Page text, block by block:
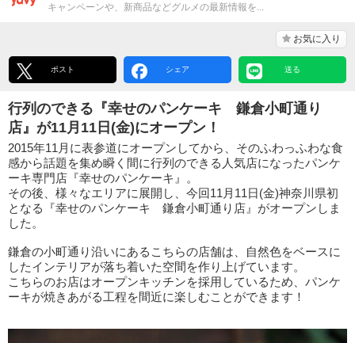
キャンペーンや、新商品などグルメの最新情報を...
お気に入り
ポスト シェア 送る
行列のできる『幸せのパンケーキ 鎌倉小町通り
店』が11月11日(金)にオープン！
2015年11月に表参道にオープンしてから、そのふわっふわな食
感から話題を集め瞬く間に行列のできる人気店になったパンケ
ーキ専門店『幸せのパンケーキ』。
その後、様々なエリアに展開し、今回11月11日(金)神奈川県初
となる『幸せのパンケーキ 鎌倉小町通り店』がオープンしま
した。
鎌倉の小町通り沿いにあるこちらの店舗は、自然色をベースに
したインテリアが落ち着いた空間を作り上げています。
こちらのお店はオープンキッチンを採用しているため、パンケ
ーキが焼きあがる工程を間近に楽しむことができます！